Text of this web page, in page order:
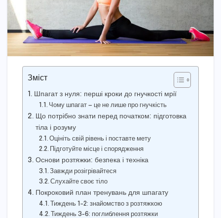
Зміст
Шпагат з нуля: перші кроки до гнучкості мрії
Чому шпагат — це не лише про гнучкість
Що потрібно знати перед початком: підготовка
тіла і розуму
Оцініть свій рівень і поставте мету
Підготуйте місце і спорядження
Основи розтяжки: безпека і техніка
Завжди розігрівайтеся
Слухайте своє тіло
Покроковий план тренувань для шпагату
Тиждень 1-2: знайомство з розтяжкою
Тиждень 3-6: поглиблення розтяжки